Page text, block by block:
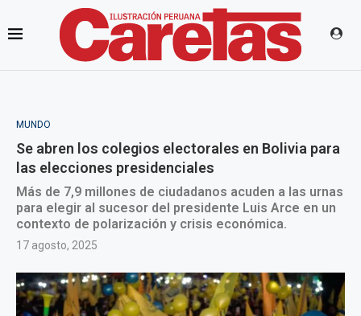
MUNDO
Se abren los colegios electorales en Bolivia para
las elecciones presidenciales
Más de 7,9 millones de ciudadanos acuden a las urnas
para elegir al sucesor del presidente Luis Arce en un
contexto de polarización y crisis económica.
17 agosto, 2025